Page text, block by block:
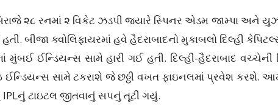
૨૮ રનમાં ૨ વિકેટ ઝડપી જ્યારે સ્પિનર એડમ જામ્પા અને
બીજા ક્વોલિફાયરમાં હવે હૈદરાબાદનો મુકાબલો દિલ્હી
ઈન્ડિયન્સ સામે હારી ગઈ હતી. દિલ્હી-હૈદરાબાદ વચ્ચેની
ઈન્ડિયન્સ સામે ટકરાશે જે છઠ્ઠી વખત ફાઇનલમાં પ્રવેશ કરશે.
IPLનું ટાઇટલ જીતવાનું સપનું તૂટી ગયું.